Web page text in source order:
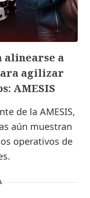
alinearse a
agilizar
AMESIS
de la AMESIS,
aún muestran
operativos de